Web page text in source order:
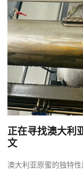
正在寻找澳大利
文
澳大利亚原蜜的独特